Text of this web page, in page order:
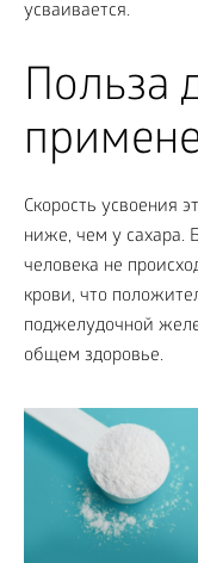
усваивается.
Польза
Скорость усвоения
ниже, чем у сахара.
человека не
крови, что
поджелудочной
общем здоровье.